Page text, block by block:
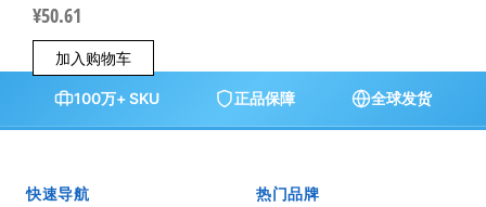
¥50.61
加入购物车
100万+ SKU 正品保障 全球发货
快速导航 热门品牌